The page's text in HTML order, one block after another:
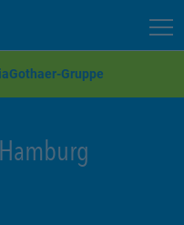
Gruppe
Hamburg